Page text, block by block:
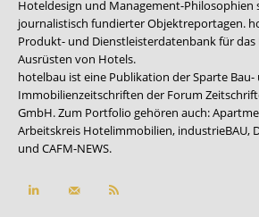
Hoteldesign und Management-
journalistisch fundierter Objektreportagen.
Produkt- und Dienstleisterdatenbank für das
Ausrüsten von Hotels.
hotelbau ist eine Publikation der Sparte Bau-
Immobilienzeitschriften der Forum
GmbH. Zum Portfolio gehören auch:
Arbeitskreis Hotelimmobilien, industrieBAU,
und CAFM-NEWS.